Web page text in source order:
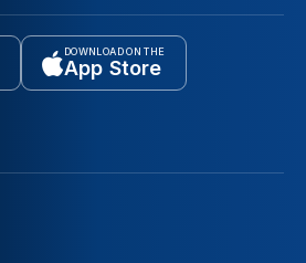
DOWNLOAD ON THE
App Store